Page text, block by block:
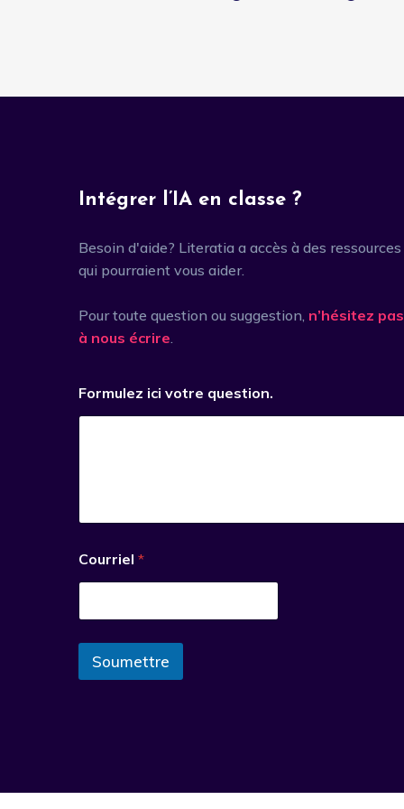
Intégrer l’IA en classe ?
Besoin d'aide? Literatia a accès à des ressources
qui pourraient vous aider.
Pour toute question ou suggestion, n’hésitez pas
à nous écrire.
Formulez ici votre question.
Courriel *
Soumettre